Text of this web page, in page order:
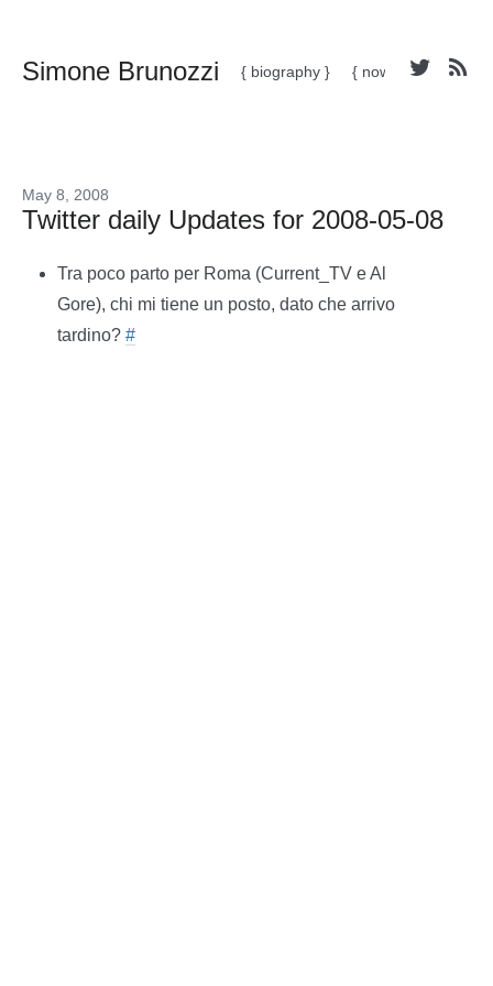
Simone Brunozzi { biography } { now }
May 8, 2008
Twitter daily Updates for 2008-05-08
Tra poco parto per Roma (Current_TV e Al
Gore), chi mi tiene un posto, dato che arrivo
tardino? #